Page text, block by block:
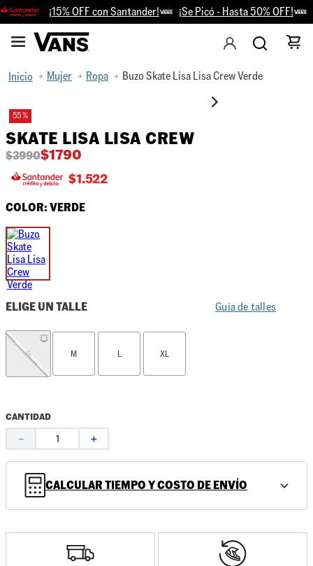
¡15% OFF con Santander! ¡Se Picó - Hasta 50% OFF!
Mujer Ropa Buzo Skate Lisa Lisa Crew Verde
55 %
SKATE LISA LISA CREW
$1790
$3990
$1.522
COLOR:VERDE
ELIGE UN TALLE Guía de talles
L
M
S XL
CANTIDAD
＋
－
CALCULAR TIEMPO Y COSTO DE ENVÍO